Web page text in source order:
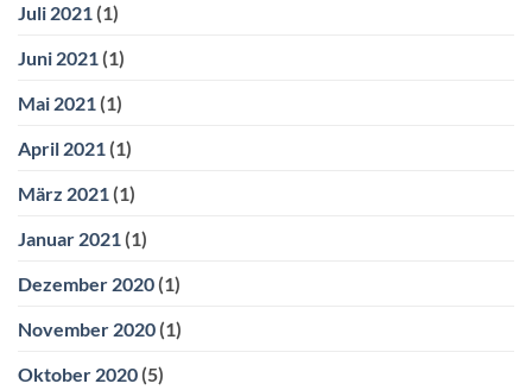
Juli 2021 (1)
Juni 2021 (1)
Mai 2021 (1)
April 2021 (1)
März 2021 (1)
Januar 2021 (1)
Dezember 2020 (1)
November 2020 (1)
Oktober 2020 (5)